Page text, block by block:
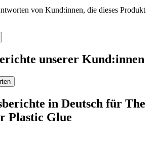
von Kund:innen, die dieses Produkt
unserer Kund:innen
in Deutsch für The
Plastic Glue